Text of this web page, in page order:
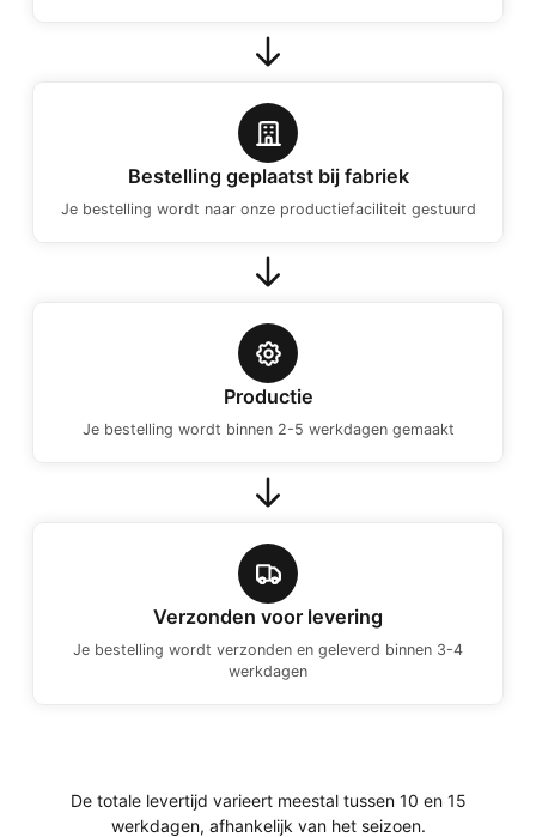
Bestelling geplaatst bij fabriek
Je bestelling wordt naar onze productiefaciliteit gestuurd
Productie
Je bestelling wordt binnen 2-5 werkdagen gemaakt
Verzonden voor levering
Je bestelling wordt verzonden en geleverd binnen 3-4
werkdagen
De totale levertijd varieert meestal tussen 10 en 15
werkdagen, afhankelijk van het seizoen.